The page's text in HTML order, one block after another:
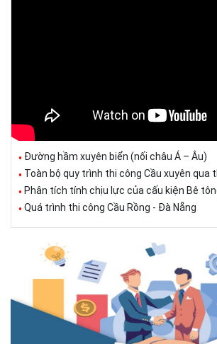
Đường hầm xuyên biển (nối châu Á – Âu)
Toàn bộ quy trình thi công Cầu xuyên qua
Phân tích tính chịu lực của cấu kiện Bê
Quá trình thi công Cầu Rồng - Đà Nẵng